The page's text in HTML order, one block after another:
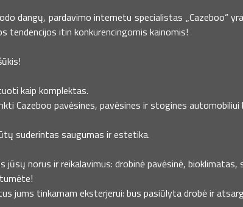
dangų, pardavimo internetu specialistas „Cazeboo“
tendencijos itin konkurencingomis kainomis!
kaip komplektas.
Cazeboo pavėsines, pavėsines ir stogines automobiliui
suderintas saugumas ir estetika.
norus ir reikalavimus: drobinė pavėsinė, bioklimatas,
jums tinkamam eksterjerui: bus pasiūlyta drobė ir